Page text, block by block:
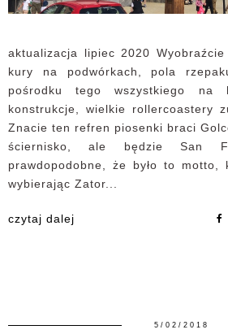
aktualizacja lipiec 2020
kury na podwórkach, pola
pośrodku tego wszystkiego na
konstrukcje, wielkie rollercoastery
Znacie ten refren piosenki braci
ściernisko, ale będzie San
prawdopodobne, że było to motto,
wybierając Zator...
czytaj dalej
5/02/2018